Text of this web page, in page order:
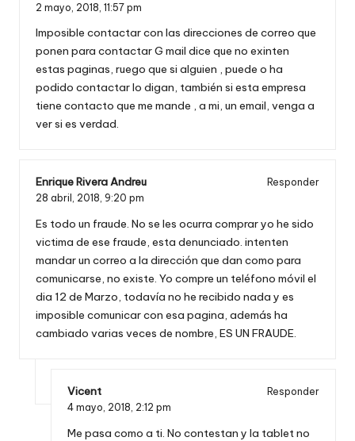
2 mayo, 2018, 11:57 pm
Imposible contactar con las direcciones de correo que
ponen para contactar G mail dice que no exinten
estas paginas, ruego que si alguien , puede o ha
podido contactar lo digan, también si esta empresa
tiene contacto que me mande , a mi, un email, venga a
ver si es verdad.
Enrique Rivera Andreu
Responder
28 abril, 2018, 9:20 pm
Es todo un fraude. No se les ocurra comprar yo he sido
victima de ese fraude, esta denunciado. intenten
mandar un correo a la dirección que dan como para
comunicarse, no existe. Yo compre un teléfono móvil el
dia 12 de Marzo, todavía no he recibido nada y es
imposible comunicar con esa pagina, además ha
cambiado varias veces de nombre, ES UN FRAUDE.
Vicent
Responder
4 mayo, 2018, 2:12 pm
Me pasa como a ti. No contestan y la tablet no